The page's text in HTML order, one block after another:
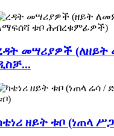
መሣሪያዎች (ለዘይት
ዘይት ቱቦ (ነጠላ